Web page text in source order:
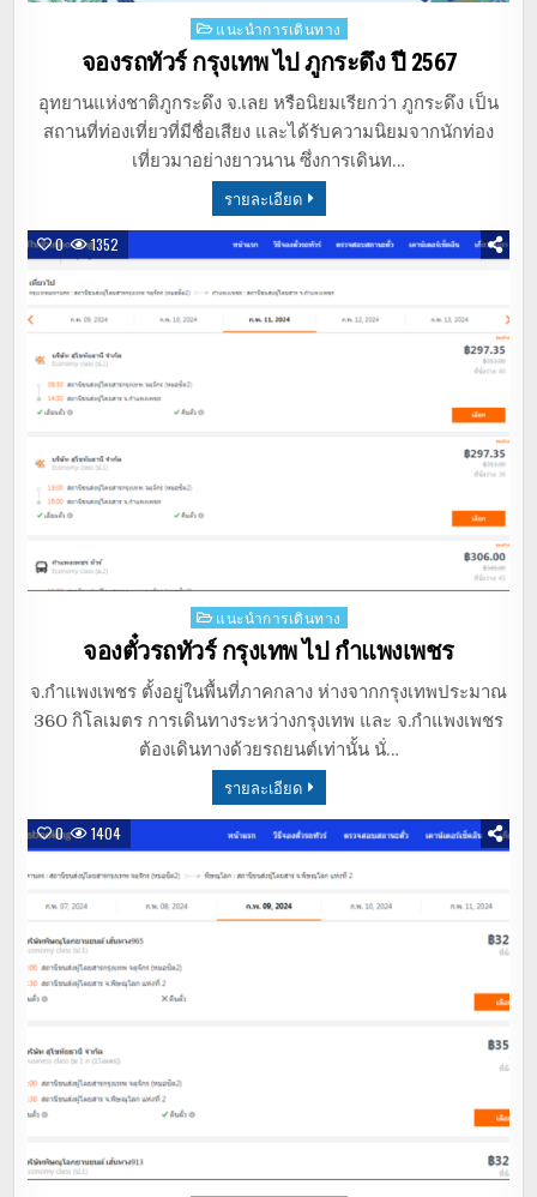
Posted
in
แนะนำการเดินทาง
จองรถทัวร์ กรุงเทพ ไป ภูกระดึง ปี 2567
อุทยานแห่งชาติภูกระดึง จ.เลย หรือนิยมเรียกว่า ภูกระดึง เป็น
สถานที่ท่องเที่ยวที่มีชื่อเสียง และได้รับความนิยมจากนักท่อง
เที่ยวมาอย่างยาวนาน ซึ่งการเดินท…
รายละเอียด
0 1352
Posted
in
แนะนำการเดินทาง
จองตั๋วรถทัวร์ กรุงเทพ ไป กำแพงเพชร
จ.กำแพงเพชร ตั้งอยู่ในพื้นที่ภาคกลาง ห่างจากกรุงเทพประมาณ
360 กิโลเมตร การเดินทางระหว่างกรุงเทพ และ จ.กำแพงเพชร
ต้องเดินทางด้วยรถยนต์เท่านั้น นั่…
รายละเอียด
0 1404